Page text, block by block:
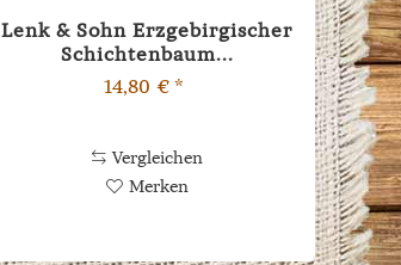
Lenk & Sohn Erzgebirgischer
Schichtenbaum...
14,80 € *
Vergleichen
Merken